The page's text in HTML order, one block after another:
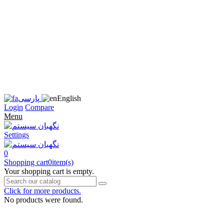
پارسی
English
Login Compare
Menu
Settings
0
Shopping cart0item(s)
Your shopping cart is empty.
Click for more products.
No products were found.